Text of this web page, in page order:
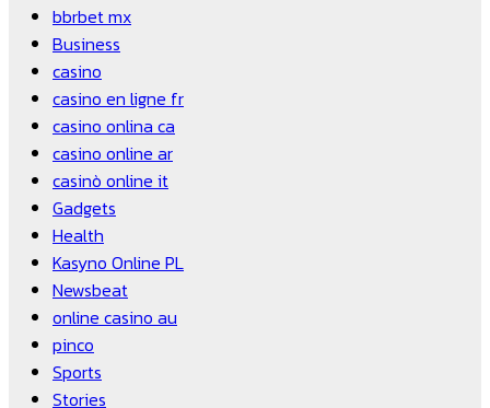
bbrbet mx
Business
casino
casino en ligne fr
casino onlina ca
casino online ar
casinò online it
Gadgets
Health
Kasyno Online PL
Newsbeat
online casino au
pinco
Sports
Stories